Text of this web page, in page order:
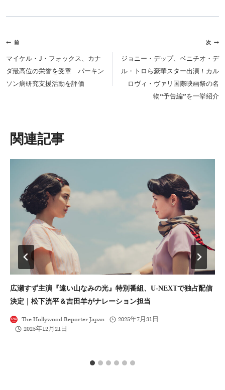
投
稿
ナ
ビ
ョ
ン
前
マイケル・J・フォックス、カナ
ダ最高位の栄誉を受章 パーキン
ソン病研究支援活動を評価
次
ジョニー・デップ、ベニチオ・デ
ル・トロら豪華スター出演！カル
ロヴィ・ヴァリ国際映画祭の名
物“予告編”を一挙紹介
類似投稿
広瀬すず主演『遠い山なみの光』特別番組、U-NEXTで独占配信
決定｜松下洸平＆吉田羊がナレーション担当
The Hollywood Reporter Japan
2025年7月31日
2025年12月21日